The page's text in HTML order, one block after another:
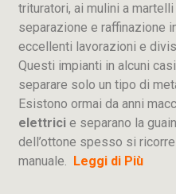
trituratori, ai mulini a
separazione e raffinazione
eccellenti lavorazioni e
Questi impianti in alcuni
separare solo un tipo di
Esistono ormai da anni
elettrici e separano la
dell’ottone spesso si
manuale. Leggi di Più